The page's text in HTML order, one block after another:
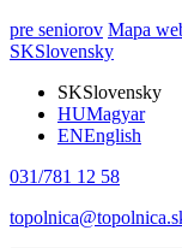
pre seniorov Mapa
SKSlovensky
SKSlovensky
HUMagyar
ENEnglish
031/781 12 58